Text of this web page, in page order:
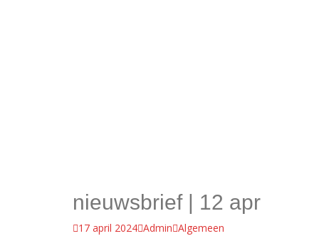
nieuwsbrief | 12 apr
17 april 2024 Admin Algemeen